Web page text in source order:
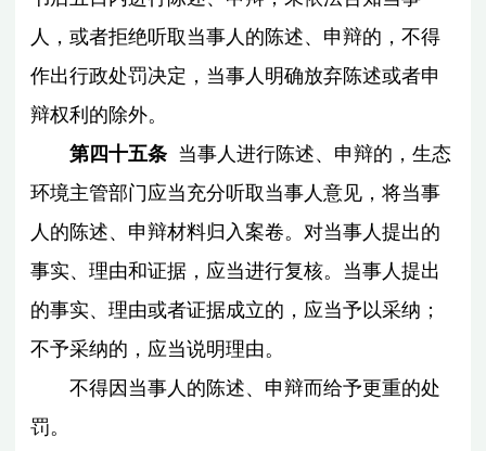
人，或者拒绝听取当事人的陈述、申辩的，不得
作出行政处罚决定，当事人明确放弃陈述或者申
辩权利的除外。
第四十五条 当事人进行陈述、申辩的，生态
环境主管部门应当充分听取当事人意见，将当事
人的陈述、申辩材料归入案卷。对当事人提出的
事实、理由和证据，应当进行复核。当事人提出
的事实、理由或者证据成立的，应当予以采纳；
不予采纳的，应当说明理由。
不得因当事人的陈述、申辩而给予更重的处
罚。